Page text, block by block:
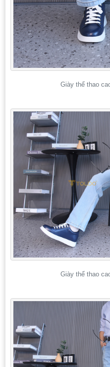
Giày thể thao
Giày thể thao